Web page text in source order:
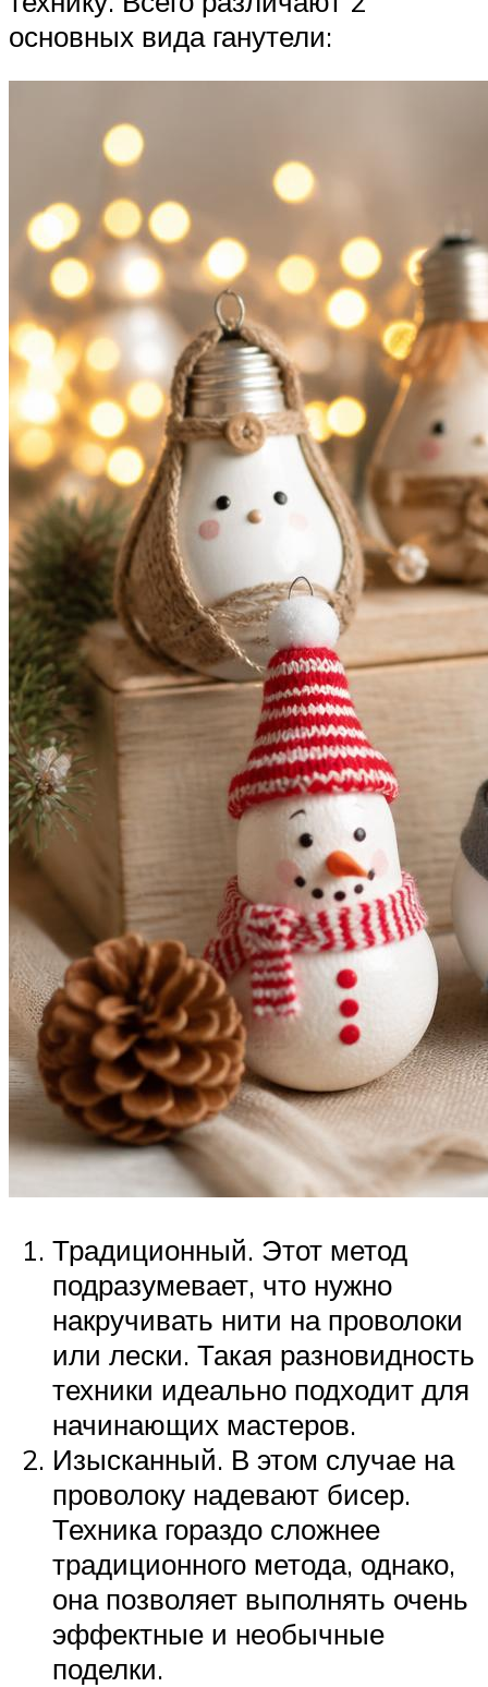
основных вида ганутели:
Традиционный. Этот метод
подразумевает, что нужно
накручивать нити на проволоки
или лески. Такая разновидность
техники идеально подходит для
начинающих мастеров.
Изысканный. В этом случае на
проволоку надевают бисер.
Техника гораздо сложнее
традиционного метода, однако,
она позволяет выполнять очень
эффектные и необычные
поделки.